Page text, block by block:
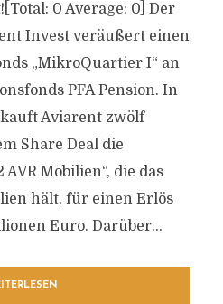
0 Average: 0] Der
Invest veräußert einen
„MikroQuartier I“ an
PFA Pension. In
Aviarent zwölf
Share Deal die
AVR Mobilien“, die das
hält, für einen Erlös
Euro. Darüber...